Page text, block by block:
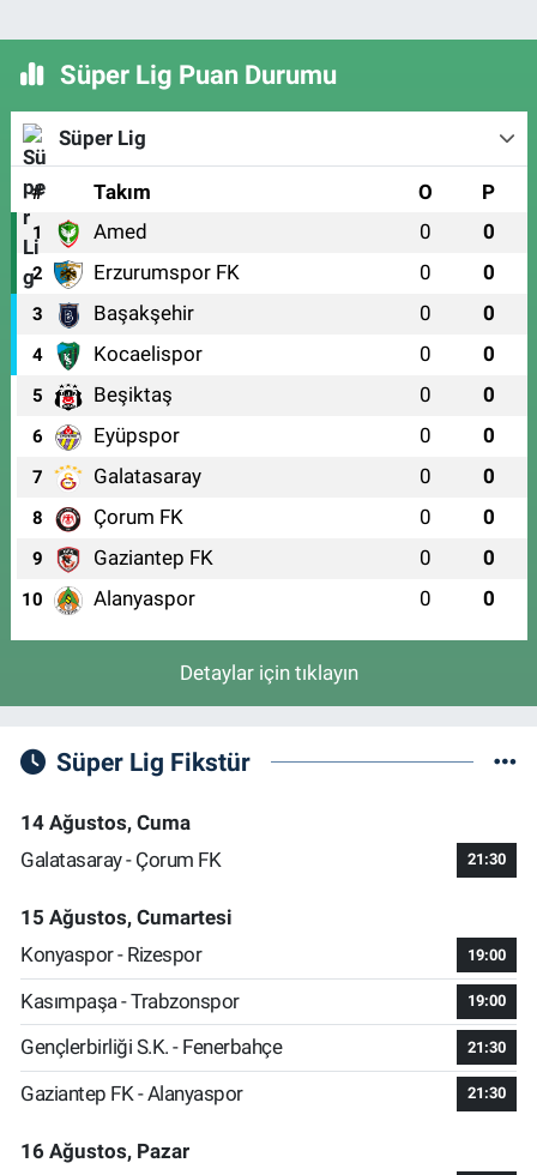
Süper Lig Puan Durumu
Süper Lig
# Takım O P
1 Amed 0 0
2 Erzurumspor FK 0 0
3 Başakşehir 0 0
4 Kocaelispor 0 0
5 Beşiktaş 0 0
6 Eyüpspor 0 0
7 Galatasaray 0 0
8 Çorum FK 0 0
9 Gaziantep FK 0 0
10 Alanyaspor 0 0
Detaylar için tıklayın
Süper Lig Fikstür
14 Ağustos, Cuma
Galatasaray - Çorum FK
21:30
15 Ağustos, Cumartesi
Konyaspor - Rizespor
19:00
Kasımpaşa - Trabzonspor 19:00
Gençlerbirliği S.K. - Fenerbahçe 21:30
Gaziantep FK - Alanyaspor 21:30
16 Ağustos, Pazar